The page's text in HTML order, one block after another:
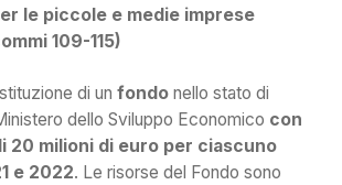
le piccole e medie imprese
109-115)
di un fondo nello stato di
dello Sviluppo Economico con
20 milioni di euro per ciascuno
e 2022. Le risorse del Fondo sono